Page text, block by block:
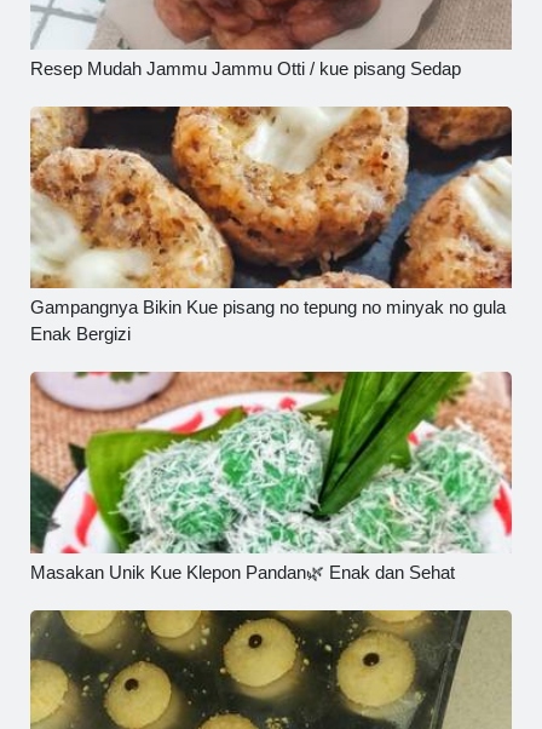
Resep Mudah Jammu Jammu Otti / kue pisang Sedap
Gampangnya Bikin Kue pisang no tepung no minyak no gula
Enak Bergizi
Masakan Unik Kue Klepon Pandan🌿 Enak dan Sehat